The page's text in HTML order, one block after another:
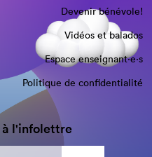
Devenir bénévole!
Vidéos et balados
Espace enseignant·e⋅s
Politique de confidentialité
à l'infolettre